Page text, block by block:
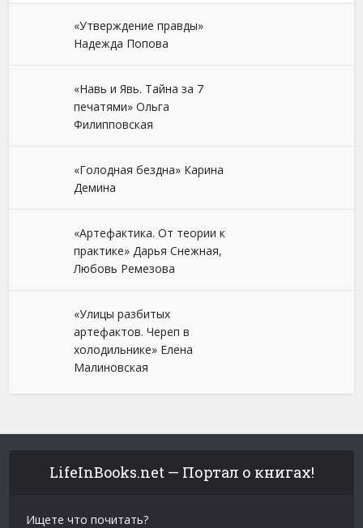
«Утверждение правды»
Надежда Попова
«Навь и Явь. Тайна за 7
печатями» Ольга
Филипповская
«Голодная бездна» Карина
Демина
«Артефактика. От теории к
практике» Дарья Снежная,
Любовь Ремезова
«Улицы разбитых
артефактов. Череп в
холодильнике» Елена
Малиновская
LifeInBooks.net — Портал о книгах!
Ищете что почитать?